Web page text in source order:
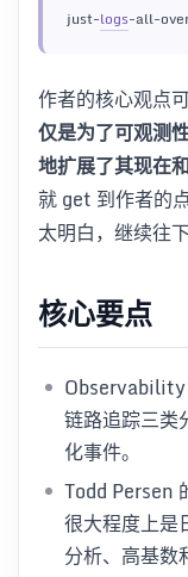
just-logs-all-
作者的核心观点
仅是为了可观测
地扩展了其现在
就 get 到作者的
太明白，继续往下
核心要点
Observability
链路追踪三类
化事件。
Todd Persen
很大程度上是
分析、高基数